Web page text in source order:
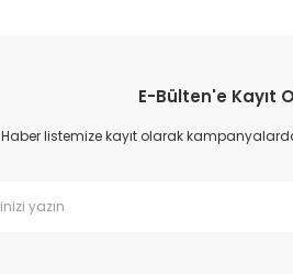
E-Bülten'e Kayıt
Haber listemize kayıt olarak